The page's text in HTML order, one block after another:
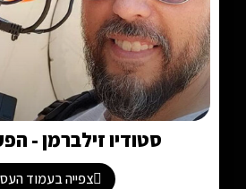
סטודיו זילברמן -
צפייה בעמוד